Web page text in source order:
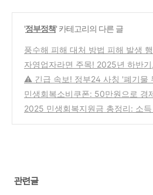
'정부정책' 카테고리의 다른 글
풍수해 피해 대처 방법 피해 발생
아보기
(2)
자영업자라면 주목! 2025년 하반기
지원금 50만원 신청하세요 (소상
⚠️ 긴급 속보! 정부24 사칭 '폐기물
스팸 문자, 꼼짝마! 🚨
(0)
민생회복소비쿠폰: 50만원으로 경
어넣기? (신청 조건 및 사용처 완벽
2025 민생회복지원금 총정리: 소득
관련글